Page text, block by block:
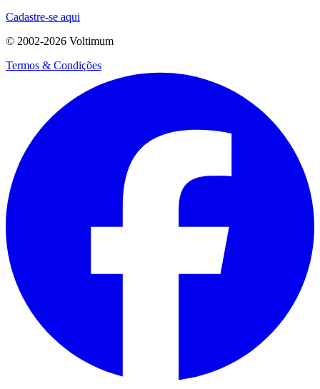
Cadastre-se aqui
© 2002-2026 Voltimum
Termos & Condições